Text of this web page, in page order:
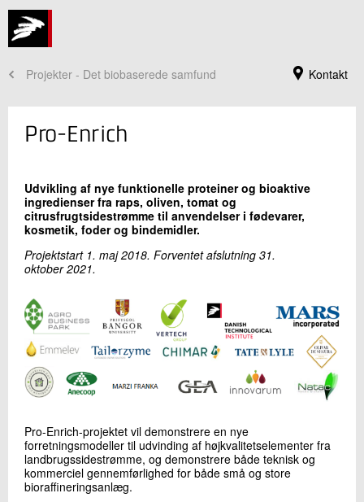
Kontakt
Projekter - Det biobaserede samfund
Jeg er din kontaktperson
Anne Christine Steenkjær Hastrup
Souschef
Bioressourcer
+45 72 20 16 02
Send e-mail
Skriv til mig
Pro-Enrich
Udvikling af nye funktionelle proteiner og bioaktive
ingredienser fra raps, oliven, tomat og
citrusfrugtsidestrømme til anvendelser i fødevarer,
kosmetik, foder og bindemidler.
Projektstart 1. maj 2018. Forventet afslutning 31.
oktober 2021.
Pro-Enrich-projektet vil demonstrere en nye
forretningsmodeller til udvinding af højkvalitetselementer fra
landbrugssidestrømme, og demonstrere både teknisk og
kommerciel gennemførlighed for både små og store
bioraffineringsanlæg.